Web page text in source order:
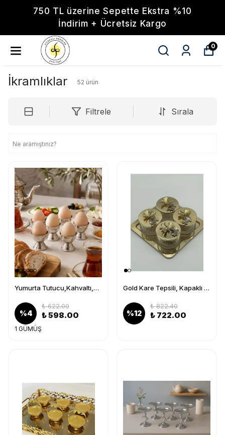
750 TL üzerine Sepette Ekstra %10
İndirim + Ücretsiz Kargo
0
İkramlıklar 52 ürün
Filtrele Sırala
Yumurta Tutucu,Kahvaltı,Lokumluk,Kahve Yanı,Hurma Tutucu,Yumurtalık,Hediyelik,Çocuk Kahvaltı Lüks,Sunum
%4
₺ 622.00
₺ 598.00
1 GÜMÜŞ
Gold Kare Tepsili, Kapaklı 4'lü Elysia Cam Kase - Magnolia, Çerezlik, Baharatlık, Dondurmalık
%12
₺ 822.40
₺ 722.00